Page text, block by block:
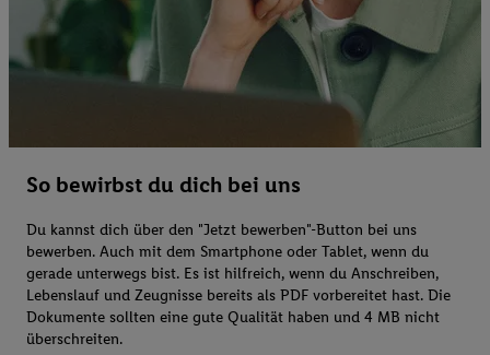
So bewirbst du dich bei uns
Du kannst dich über den "Jetzt bewerben"-Button bei uns
bewerben. Auch mit dem Smartphone oder Tablet, wenn du
gerade unterwegs bist. Es ist hilfreich, wenn du Anschreiben,
Lebenslauf und Zeugnisse bereits als PDF vorbereitet hast. Die
Dokumente sollten eine gute Qualität haben und 4 MB nicht
überschreiten.